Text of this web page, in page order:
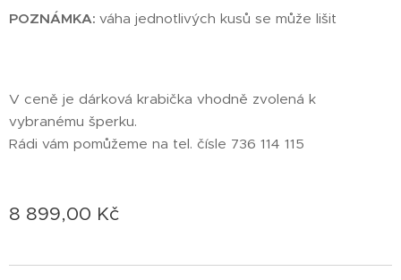
POZNÁMKA: váha jednotlivých kusů se může lišit
V ceně je dárková krabička vhodně zvolená k
vybranému šperku.
Rádi vám pomůžeme na tel. čísle 736 114 115
8 899,00 Kč